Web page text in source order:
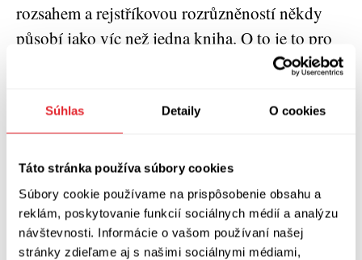
Súhlas Detaily O cookies
Táto stránka používa súbory cookies
Súbory cookie používame na prispôsobenie obsahu a
reklám, poskytovanie funkcií sociálnych médií a analýzu
návštevnosti. Informácie o vašom používaní našej
stránky zdieľame aj s našimi sociálnymi médiami,
rozsahem a rejstříkovou rozrůzněností někdy
působí jako víc než jedna kniha. O to je to pro
mě jako překladatele zajímavější a doufám, že to
David Petrů, překladatel
„Překládání je v podstatě velmi pomalé a
důkladné čtení, při němž je třeba věnovat plnou
pozornost skutečně každému slovu. Účinek